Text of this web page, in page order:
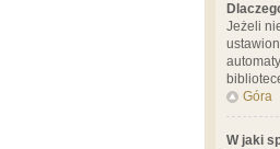
Jeżeli
Góra
W jaki